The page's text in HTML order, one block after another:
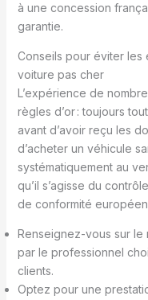
à une concession
garantie.
Conseils pour éviter les
voiture pas cher
L’expérience de
règles d’or : toujours
avant d’avoir reçu les
d’acheter un véhicule
systématiquement au
qu’il s’agisse du
de conformité
Renseignez-vous sur
par le professionnel
clients.
Optez pour une